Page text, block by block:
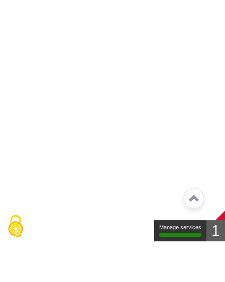
Manage services 1